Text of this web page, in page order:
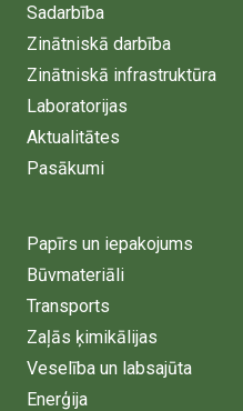
Sadarbība
Zinātniskā darbība
Zinātniskā infrastruktūra
Laboratorijas
Aktualitātes
Pasākumi
Papīrs un iepakojums
Būvmateriāli
Transports
Zaļās ķimikālijas
Veselība un labsajūta
Enerģija